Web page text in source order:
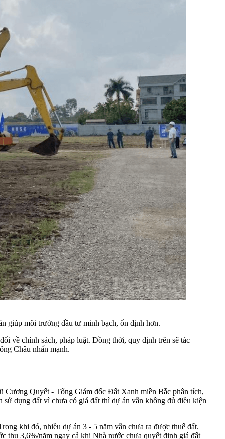
giúp môi trường đầu tư minh bạch, ổn định hơn.
về chính sách, pháp luật. Đồng thời, quy định trên sẽ tác
Châu nhấn mạnh.
Cương Quyết - Tổng Giám đốc Đất Xanh miền Bắc phân tích,
dụng đất vì chưa có giá đất thì dự án vẫn không đủ điều kiện
khi đó, nhiều dự án 3 - 5 năm vẫn chưa ra được thuế đất.
thu 3,6%/năm ngay cả khi Nhà nước chưa quyết định giá đất